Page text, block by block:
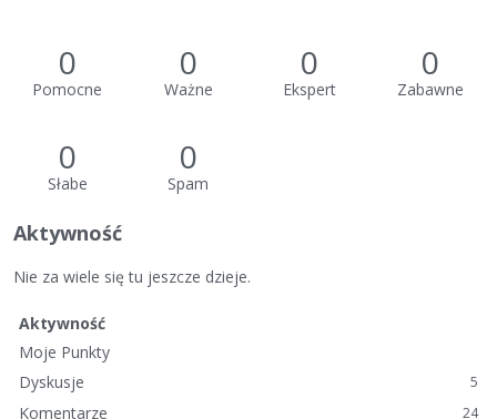
0
Pomocne
0
Ważne
0
Ekspert
0
Zabawne
0
Słabe
0
Spam
Aktywność
Nie za wiele się tu jeszcze dzieje.
Aktywność
Moje Punkty
Dyskusje
5
Komentarze 24